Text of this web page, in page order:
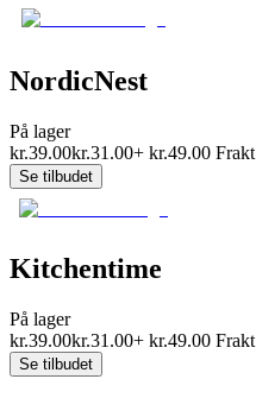
NordicNest
På lager
kr.39.00kr.31.00+ kr.49.00 Frakt
Se tilbudet
Kitchentime
På lager
kr.39.00kr.31.00+ kr.49.00 Frakt
Se tilbudet